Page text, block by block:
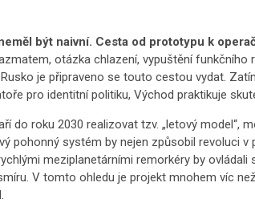
být naivní. Cesta od prototypu k
otázka chlazení, vypuštění
Rusko je připraveno se touto cestou vydat.
pro identitní politiku, Východ praktikuje
do roku 2030 realizovat tzv. „letový model“,
pohonný systém by nejen způsobil revoluci
meziplanetárními remorkéry by
V tomto ohledu je projekt mnohem víc